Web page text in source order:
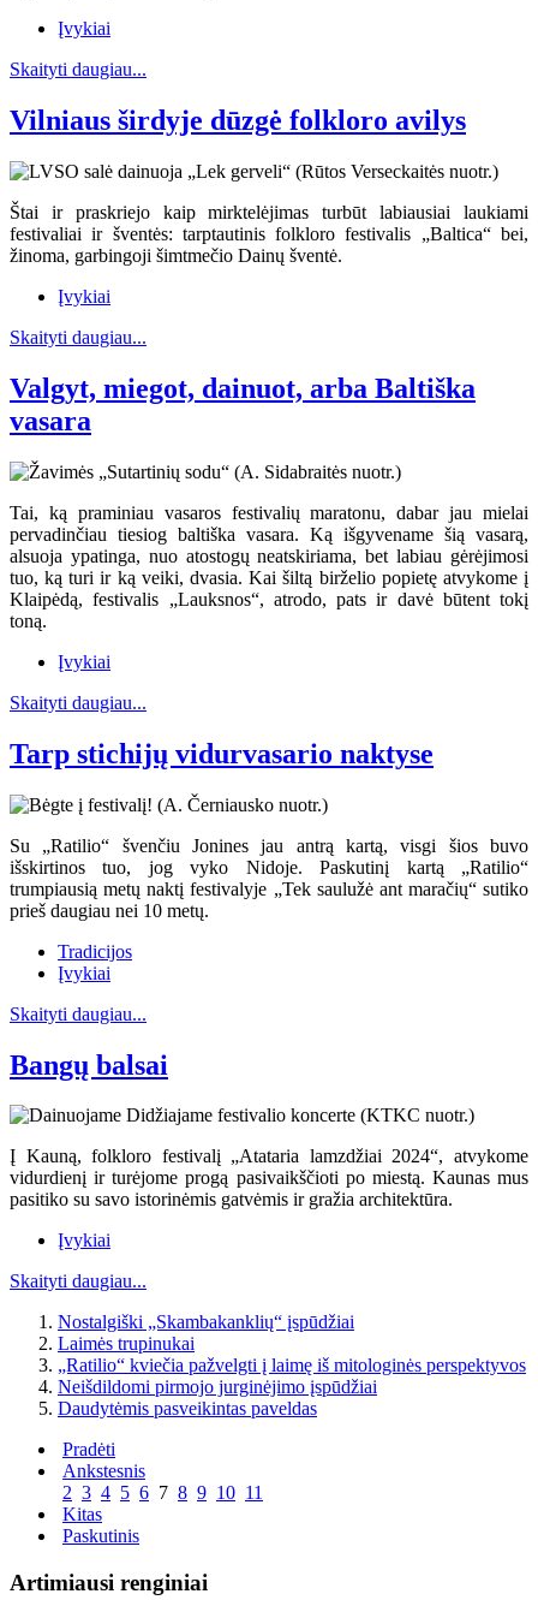
Įvykiai
Skaityti daugiau...
Vilniaus širdyje dūzgė folkloro avilys
Štai ir praskriejo kaip mirktelėjimas turbūt labiausiai laukiami
festivaliai ir šventės: tarptautinis folkloro festivalis „Baltica“ bei,
žinoma, garbingoji šimtmečio Dainų šventė.
Įvykiai
Skaityti daugiau...
Valgyt, miegot, dainuot, arba Baltiška
vasara
Tai, ką praminiau vasaros festivalių maratonu, dabar jau mielai
pervadinčiau tiesiog baltiška vasara. Ką išgyvename šią vasarą,
alsuoja ypatinga, nuo atostogų neatskiriama, bet labiau gėrėjimosi
tuo, ką turi ir ką veiki, dvasia. Kai šiltą birželio popietę atvykome į
Klaipėdą, festivalis „Lauksnos“, atrodo, pats ir davė būtent tokį
toną.
Įvykiai
Skaityti daugiau...
Tarp stichijų vidurvasario naktyse
Su „Ratilio“ švenčiu Jonines jau antrą kartą, visgi šios buvo
išskirtinos tuo, jog vyko Nidoje. Paskutinį kartą „Ratilio“
trumpiausią metų naktį festivalyje „Tek saulužė ant maračių“ sutiko
prieš daugiau nei 10 metų.
Tradicijos
Įvykiai
Skaityti daugiau...
Bangų balsai
Į Kauną, folkloro festivalį „Atataria lamzdžiai 2024“, atvykome
vidurdienį ir turėjome progą pasivaikščioti po miestą. Kaunas mus
pasitiko su savo istorinėmis gatvėmis ir gražia architektūra.
Įvykiai
Skaityti daugiau...
Nostalgiški „Skambakanklių“ įspūdžiai
Laimės trupinukai
„Ratilio“ kviečia pažvelgti į laimę iš mitologinės perspektyvos
Neišdildomi pirmojo jurginėjimo įspūdžiai
Daudytėmis pasveikintas paveldas
Pradėti
Ankstesnis
2 3 4 5 6 7 8 9 10 11
Kitas
Paskutinis
Artimiausi renginiai